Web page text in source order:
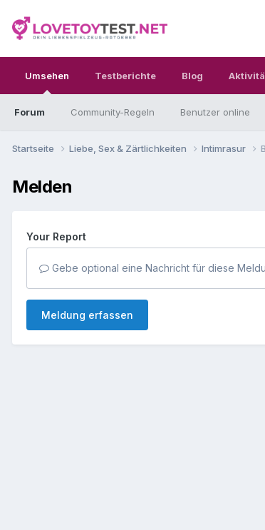
Umsehen
Forum Community-Regeln Benutzer online
Testberichte Blog
Startseite Liebe, Sex & Zärtlichkeiten Intimrasur
Melden
Your Report
Gebe optional eine Nachricht für diese
Meldung erfassen